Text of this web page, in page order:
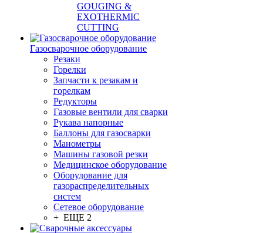
GOUGING &
EXOTHERMIC
CUTTING
Газосварочное оборудование
Резаки
Горелки
Запчасти к резакам и
горелкам
Редукторы
Газовые вентили для сварки
Рукава напорные
Баллоны для газосварки
Манометры
Машины газовой резки
Медицинское оборудование
Оборудование для
газораспределительных
систем
Сетевое оборудование
+ ЕЩЕ 2